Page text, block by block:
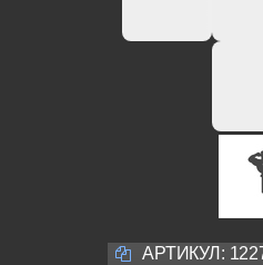
АРТИКУЛ: